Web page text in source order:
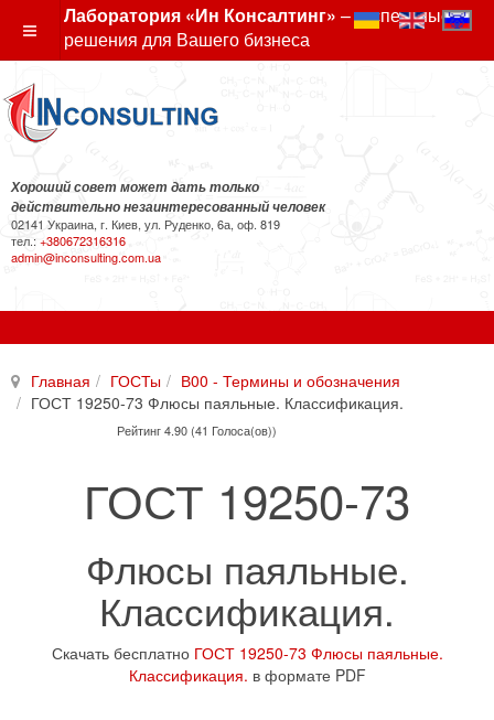
Лаборатория «Ин Консалтинг» – экспертные
решения для Вашего бизнеса
Хороший совет может дать только
действительно незаинтересованный человек
02141 Украина, г. Киев, ул. Руденко, 6а, оф. 819
тел.: +380672316316
admin@inconsulting.com.ua
Главная ГОСТы
В00 - Термины и обозначения
ГОСТ 19250-73 Флюсы паяльные. Классификация.
Рейтинг 4.90 (41 Голоса(ов))
ГОСТ 19250-73
Флюсы паяльные.
Классификация.
Скачать бесплатно ГОСТ 19250-73 Флюсы паяльные.
Классификация. в формате PDF